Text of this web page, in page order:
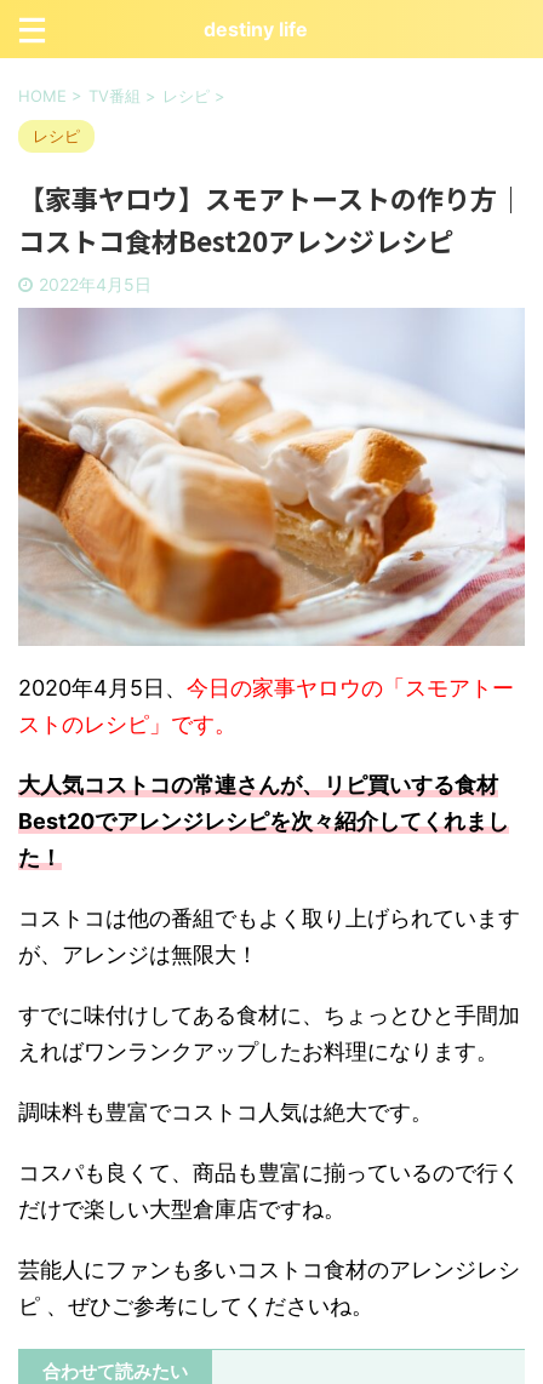
destiny life
HOME > TV番組 > レシピ >
レシピ
【家事ヤロウ】スモアトーストの作り方｜
コストコ食材Best20アレンジレシピ
2022年4月5日
2020年4月5日、 今日の家事ヤロウの「スモアトー
ストのレシピ」です。
大人気コストコの常連さんが、リピ買いする食材
Best20でアレンジレシピを次々紹介してくれまし
た！
コストコは他の番組でもよく取り上げられています
が、アレンジは無限大！
すでに味付けしてある食材に、ちょっとひと手間加
えればワンランクアップしたお料理になります。
調味料も豊富でコストコ人気は絶大です。
コスパも良くて、商品も豊富に揃っているので行く
だけで楽しい大型倉庫店ですね。
芸能人にファンも多いコストコ食材のアレンジレシ
ピ 、ぜひご参考にしてくださいね。
合わせて読みたい